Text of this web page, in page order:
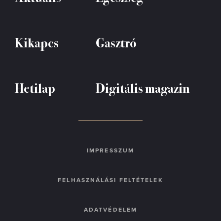
Kikapcs Gasztró
Hetilap Digitális magazin
IMPRESSZUM
FELHASZNÁLÁSI FELTÉTELEK
ADATVÉDELEM